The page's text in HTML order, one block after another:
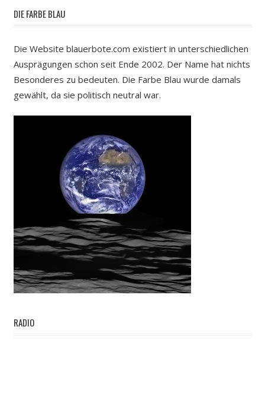
DIE FARBE BLAU
Die Website blauerbote.com existiert in unterschiedlichen
Ausprägungen schon seit Ende 2002. Der Name hat nichts
Besonderes zu bedeuten. Die Farbe Blau wurde damals
gewählt, da sie politisch neutral war.
RADIO